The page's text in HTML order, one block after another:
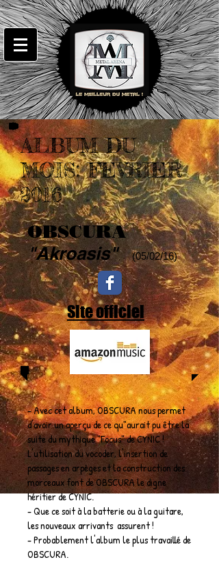
ALBUM DU
MOIS: FEVRIER
2016
OBSCURA
"Akroasis" (05/02/16)
Site officiel
- Avec cet album, OBSCURA nous permet
d'avoir un aperçu de ce qu"aurait pu être la
suite du mythique "Focus" de CYNIC !
L'utilisation du vocoder, l'insertion de
passages en arpèges et la construction des
morceaux font de OBSCURA le digne
héritier de CYNIC.
- Que ce soit à la batterie ou à la guitare,
les nouveaux arrivants assurent !
- Probablement l'album le plus travaillé de
OBSCURA.